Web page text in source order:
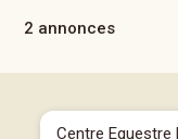
2 annonces
Centre Equestre